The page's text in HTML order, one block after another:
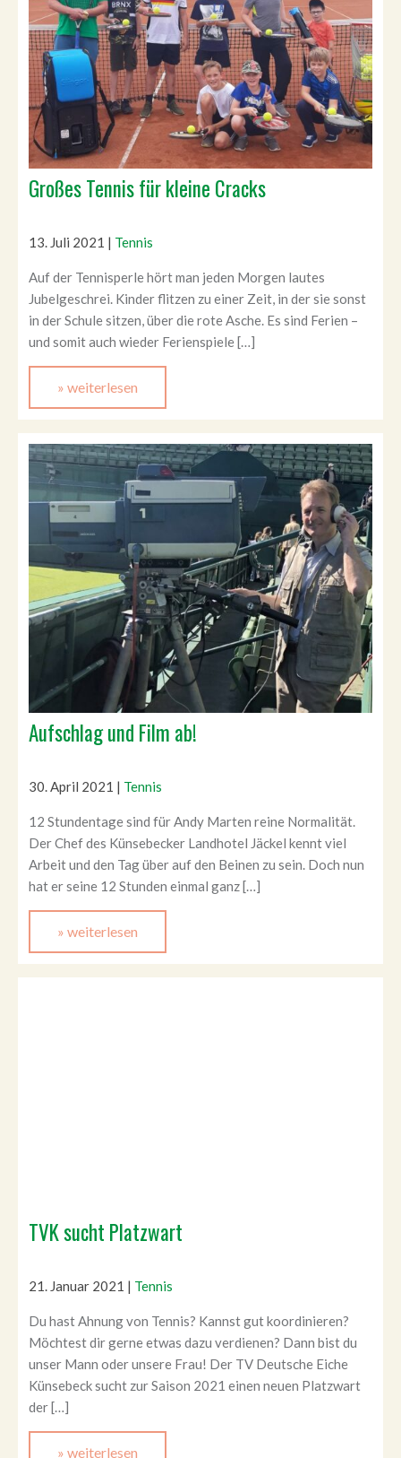
Großes Tennis für kleine Cracks
13. Juli 2021 | Tennis
Auf der Tennisperle hört man jeden Morgen lautes
Jubelgeschrei. Kinder flitzen zu einer Zeit, in der sie sonst
in der Schule sitzen, über die rote Asche. Es sind Ferien –
und somit auch wieder Ferienspiele […]
» weiterlesen
Aufschlag und Film ab!
30. April 2021 | Tennis
12 Stundentage sind für Andy Marten reine Normalität.
Der Chef des Künsebecker Landhotel Jäckel kennt viel
Arbeit und den Tag über auf den Beinen zu sein. Doch nun
hat er seine 12 Stunden einmal ganz […]
» weiterlesen
TVK sucht Platzwart
21. Januar 2021 | Tennis
Du hast Ahnung von Tennis? Kannst gut koordinieren?
Möchtest dir gerne etwas dazu verdienen? Dann bist du
unser Mann oder unsere Frau! Der TV Deutsche Eiche
Künsebeck sucht zur Saison 2021 einen neuen Platzwart
der […]
» weiterlesen